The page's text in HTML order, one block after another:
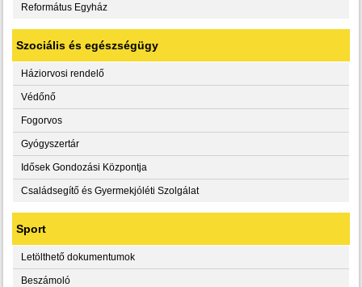
Református Egyház
Szociális és egészségügy
Háziorvosi rendelő
Védőnő
Fogorvos
Gyógyszertár
Idősek Gondozási Központja
Családsegítő és Gyermekjóléti Szolgálat
Sport
Letölthető dokumentumok
Beszámoló